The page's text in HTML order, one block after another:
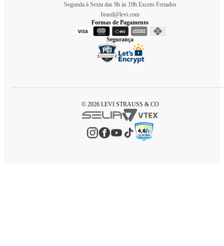
Segunda à Sexta das 9h às 19h Exceto Feriados
brasil@levi.com
Formas de Pagamento
Segurança
© 2026 LEVI STRAUSS & CO